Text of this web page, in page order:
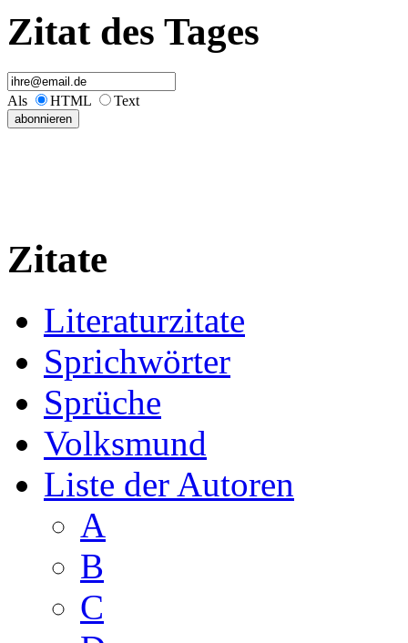
Zitat des Tages
Als HTML Text
Zitate
Literaturzitate
Sprichwörter
Sprüche
Volksmund
Liste der Autoren
A
B
C